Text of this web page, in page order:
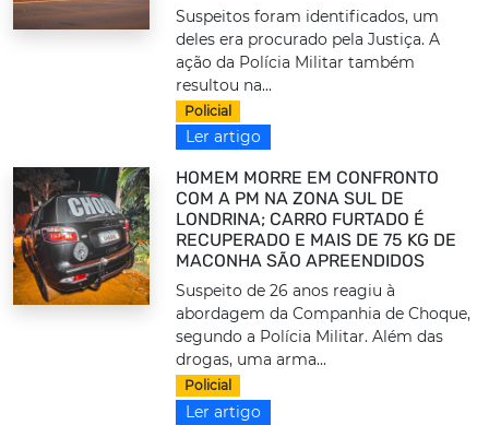
Suspeitos foram identificados, um
deles era procurado pela Justiça. A
ação da Polícia Militar também
resultou na...
Policial
Ler artigo
HOMEM MORRE EM CONFRONTO
COM A PM NA ZONA SUL DE
LONDRINA; CARRO FURTADO É
RECUPERADO E MAIS DE 75 KG DE
MACONHA SÃO APREENDIDOS
Suspeito de 26 anos reagiu à
abordagem da Companhia de Choque,
segundo a Polícia Militar. Além das
drogas, uma arma...
Policial
Ler artigo